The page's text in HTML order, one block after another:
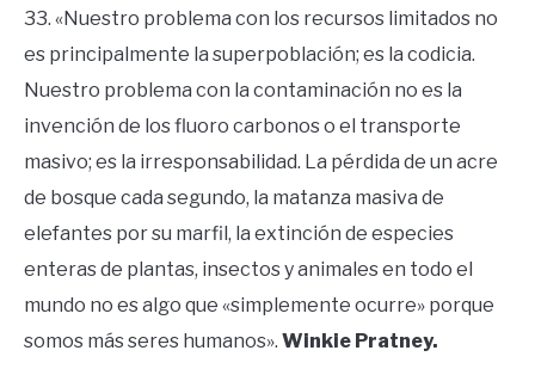
33. «Nuestro problema con los recursos limitados no
es principalmente la superpoblación; es la codicia.
Nuestro problema con la contaminación no es la
invención de los fluoro carbonos o el transporte
masivo; es la irresponsabilidad. La pérdida de un acre
de bosque cada segundo, la matanza masiva de
elefantes por su marfil, la extinción de especies
enteras de plantas, insectos y animales en todo el
mundo no es algo que «simplemente ocurre» porque
somos más seres humanos». Winkie Pratney.